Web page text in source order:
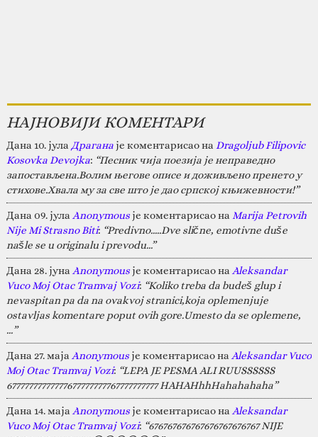
НАЈНОВИЈИ КОМЕНТАРИ
Дана 10. јула Драганаје коментарисао на Dragoljub Filipovic
Kosovka Devojka: “Песник чија поезија је неправедно
запостављена.Волим његове описе и доживљено пренето у
стихове.Хвала му за све што је дао српској књижевности!”
Дана 09. јула Anonymousје коментарисао на Marija Petrovih
Nije Mi Strasno Biti: “Predivno.....Dve slične, emotivne duše
našle se u originalu i prevodu...”
Дана 28. јуна Anonymousје коментарисао на Aleksandar
Vuco Moj Otac Tramvaj Vozi: “Koliko treba da budeš glup i
nevaspitan pa da na ovakvoj stranici,koja oplemenjuje
ostavljas komentare poput ovih gore.Umesto da se oplemene,
…”
Дана 27. маја Anonymousје коментарисао на Aleksandar Vuco
Moj Otac Tramvaj Vozi: “LEPA JE PESMA ALI RUUSSSSSS
67777777777777677777777767777777777 HAHAHhhHahahahaha”
Дана 14. маја Anonymousје коментарисао на Aleksandar
Vuco Moj Otac Tramvaj Vozi: “676767676767676767676767 NIJE